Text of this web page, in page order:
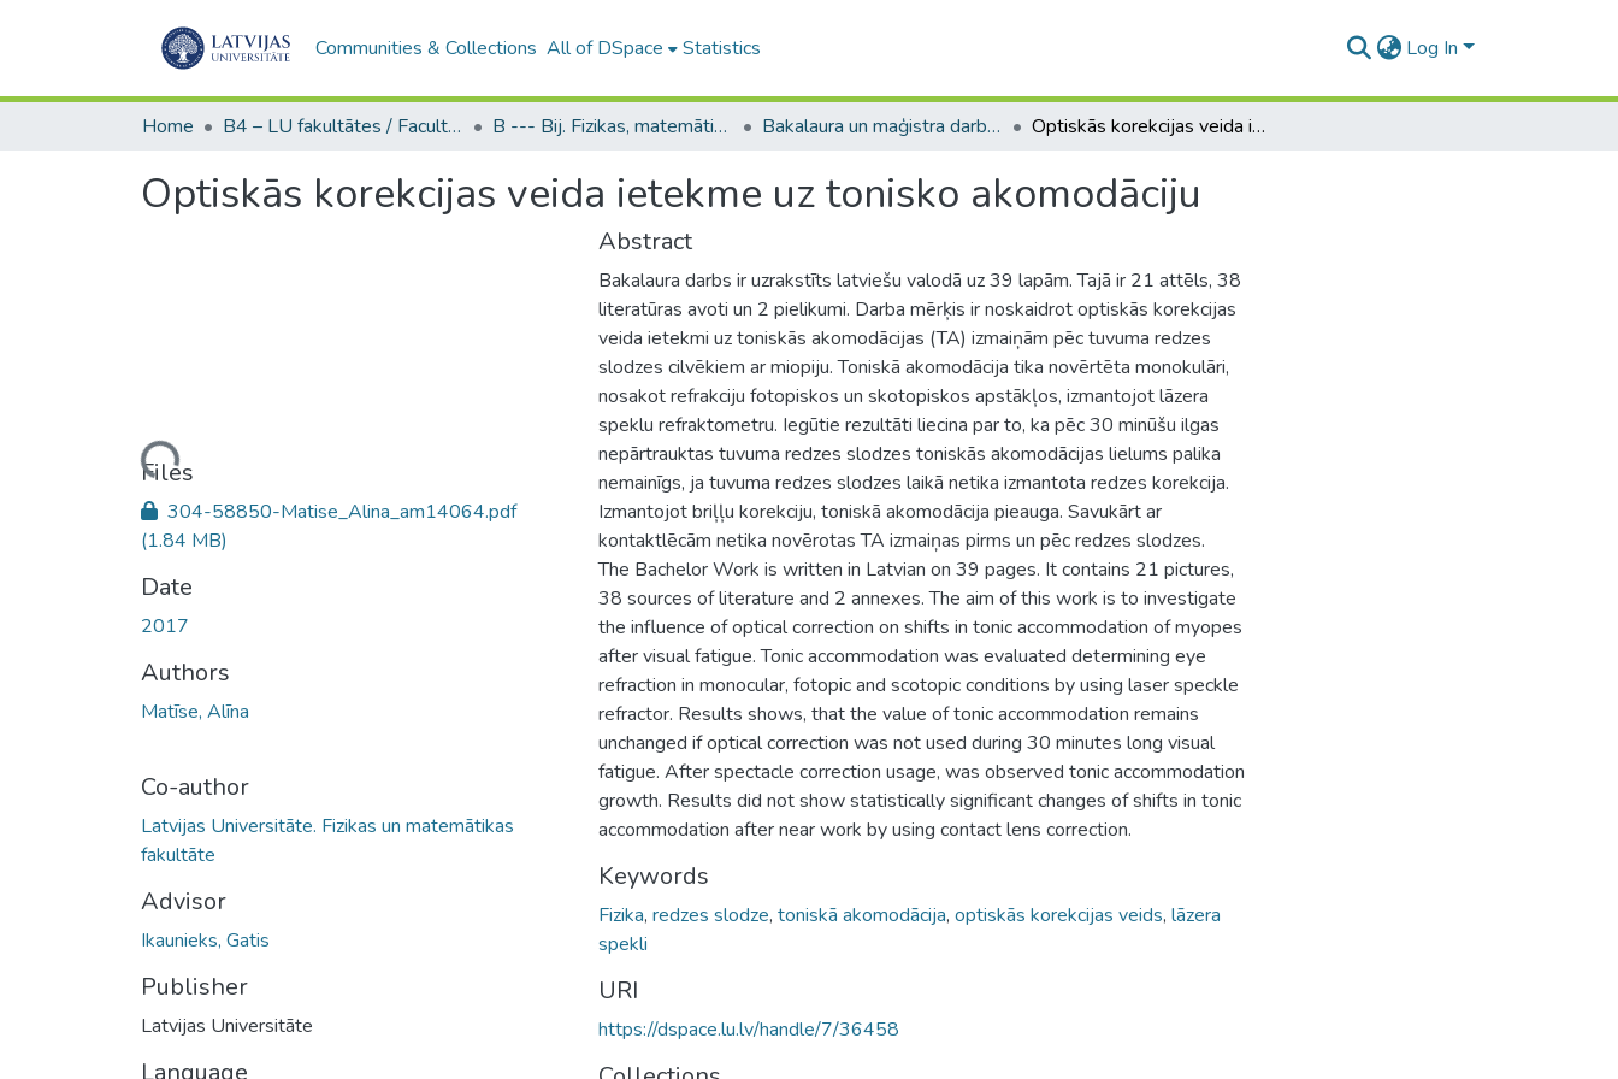
Communities & Collections All of DSpace Statistics Log In
Home B4 – LU fakultātes / Faculties of the UL B --- Bij. Fizikas, matemātikas un optometrijas fakultātes studentu noslēguma darbi / Faculty of Physics, Mathematics and Optometry - Graduate works Bakalaura un maģistra darbi (FMOF) / Bachelor's and Master's theses Optiskās korekcijas veida ietekme uz tonisko akomodāciju
Optiskās korekcijas veida ietekme uz tonisko akomodāciju
Loading...
Files
304-58850-Matise_Alina_am14064.pdf
(1.84 MB)
Date
2017
Authors
Matīse, Alīna
Co-author
Latvijas Universitāte. Fizikas un matemātikas
fakultāte
Advisor
Ikaunieks, Gatis
Publisher
Latvijas Universitāte
Language
Abstract
Bakalaura darbs ir uzrakstīts latviešu valodā uz 39 lapām. Tajā ir 21 attēls, 38
literatūras avoti un 2 pielikumi. Darba mērķis ir noskaidrot optiskās korekcijas
veida ietekmi uz toniskās akomodācijas (TA) izmaiņām pēc tuvuma redzes
slodzes cilvēkiem ar miopiju. Toniskā akomodācija tika novērtēta monokulāri,
nosakot refrakciju fotopiskos un skotopiskos apstākļos, izmantojot lāzera
speklu refraktometru. Iegūtie rezultāti liecina par to, ka pēc 30 minūšu ilgas
nepārtrauktas tuvuma redzes slodzes toniskās akomodācijas lielums palika
nemainīgs, ja tuvuma redzes slodzes laikā netika izmantota redzes korekcija.
Izmantojot briļļu korekciju, toniskā akomodācija pieauga. Savukārt ar
kontaktlēcām netika novērotas TA izmaiņas pirms un pēc redzes slodzes.
The Bachelor Work is written in Latvian on 39 pages. It contains 21 pictures,
38 sources of literature and 2 annexes. The aim of this work is to investigate
the influence of optical correction on shifts in tonic accommodation of myopes
after visual fatigue. Tonic accommodation was evaluated determining eye
refraction in monocular, fotopic and scotopic conditions by using laser speckle
refractor. Results shows, that the value of tonic accommodation remains
unchanged if optical correction was not used during 30 minutes long visual
fatigue. After spectacle correction usage, was observed tonic accommodation
growth. Results did not show statistically significant changes of shifts in tonic
accommodation after near work by using contact lens correction.
Keywords
Fizika, redzes slodze, toniskā akomodācija, optiskās korekcijas veids, lāzera
spekli
URI
https://dspace.lu.lv/handle/7/36458